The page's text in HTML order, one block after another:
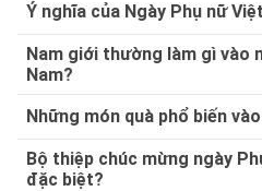
Ý nghĩa của Ngày Phụ nữ
Nam giới thường làm gì vào
Nam?
Những món quà phổ biến
Bộ thiệp chúc mừng ngày
đặc biệt?